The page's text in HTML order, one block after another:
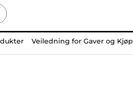
Veiledning for Gaver og Kjøp